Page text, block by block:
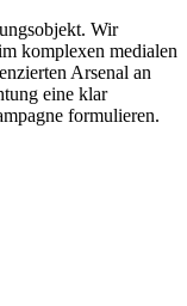
Wir
komplexen medialen
Arsenal an
eine klar
formulieren.